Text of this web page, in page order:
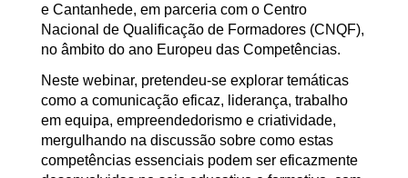
e Cantanhede, em parceria com o Centro
Nacional de Qualificação de Formadores (CNQF),
no âmbito do ano Europeu das Competências.
Neste webinar, pretendeu-se explorar temáticas
como a comunicação eficaz, liderança, trabalho
em equipa, empreendedorismo e criatividade,
mergulhando na discussão sobre como estas
competências essenciais podem ser eficazmente